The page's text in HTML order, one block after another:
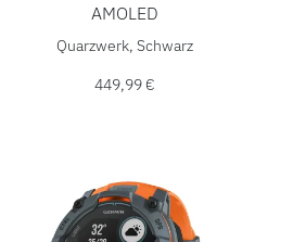
AMOLED
Garmin Instinct® 3 – 50 mm,
Quarzwerk, Schwarz
449,99 €